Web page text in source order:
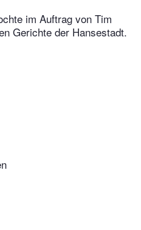
im Auftrag von Tim
Gerichte der Hansestadt.